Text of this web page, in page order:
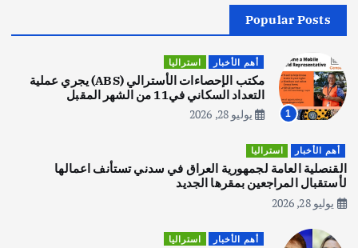
2
اصبح بطلاً لأستراليا بلعبة كمال الاجسام
يوليو 30, 2026
3
يوليو 30, 2026
Popular Posts
1
أهم الأخبار استراليا
مكتب الإحصاءات الأسترالي (ABS) يجري عملية
التعداد السكاني في11 من الشهر المقبل
يوليو 28, 2026
أهم الأخبار استراليا
القنصلية العامة لجمهورية العراق في سدني تستأنف اعمالها
لأستقبال المراجعين بمقرها الجديد
يوليو 28, 2026
أهم الأخبار استراليا